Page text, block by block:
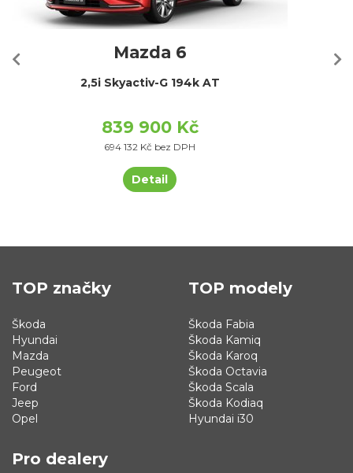
Mazda 6
2,5i Skyactiv-G 194k AT
839 900 Kč
694 132 Kč bez DPH
Detail
TOP značky
Škoda
Hyundai
Mazda
Peugeot
Ford
Jeep
Opel
TOP modely
Škoda Fabia
Škoda Kamiq
Škoda Karoq
Škoda Octavia
Škoda Scala
Škoda Kodiaq
Hyundai i30
Pro dealery